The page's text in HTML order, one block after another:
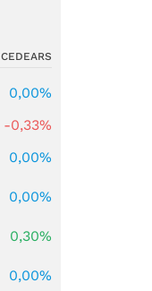
CEDEARS
0,00%
-0,33%
0,00%
0,00%
0,30%
0,00%